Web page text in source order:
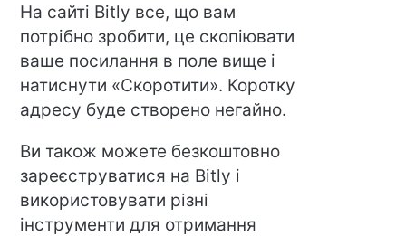
На сайті Bitly все, що вам
потрібно зробити, це скопіювати
ваше посилання в поле вище і
натиснути «Скоротити». Коротку
адресу буде створено негайно.
Ви також можете безкоштовно
зареєструватися на Bitly і
використовувати різні
інструменти для отримання